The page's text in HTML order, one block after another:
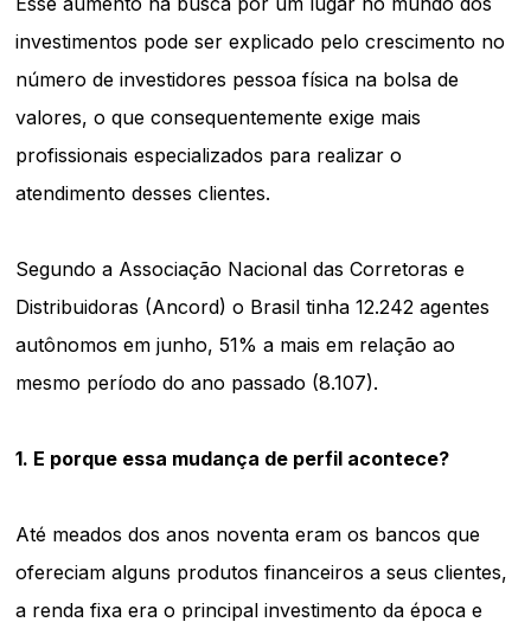
investimentos pode ser explicado pelo crescimento no
número de investidores pessoa física na bolsa de
valores, o que consequentemente exige mais
profissionais especializados para realizar o
atendimento desses clientes.
Segundo a Associação Nacional das Corretoras e
Distribuidoras (Ancord) o Brasil tinha 12.242 agentes
autônomos em junho, 51% a mais em relação ao
mesmo período do ano passado (8.107).
1. E porque essa mudança de perfil acontece?
Até meados dos anos noventa eram os bancos que
ofereciam alguns produtos financeiros a seus clientes,
a renda fixa era o principal investimento da época e